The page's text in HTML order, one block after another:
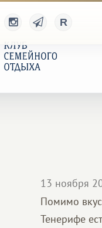
13 ноября
Помимо
Тенерифе